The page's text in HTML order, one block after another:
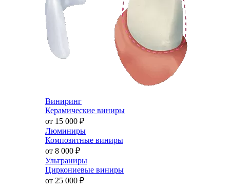
Виниринг
Керамические виниры
от 15 000 ₽
Люминиры
Композитные виниры
от 8 000 ₽
Ультраниры
Циркониевые виниры
от 25 000 ₽